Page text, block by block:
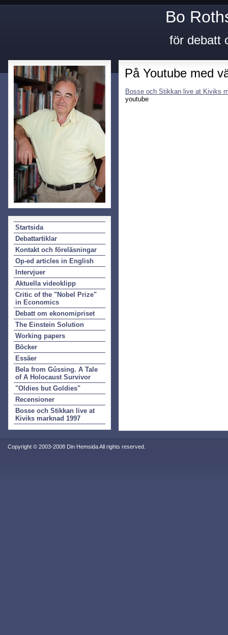
Bo
för debatt
Startsida
Debattartiklar
Kontakt och föreläsningar
Op-ed articles in English
Intervjuer
Aktuella videoklipp
Critic of the "Nobel Prize"
in Economics
Debatt om ekonomipriset
The Einstein Solution
Working papers
Böcker
Essäer
Bela from Gússing. A Tale
of A Holocaust Survivor
"Oldies but Goldies"
Recensioner
Bosse och Stikkan live at
Kiviks marknad 1997
På Youtube med
Bosse och Stikkan live at Kiviks
youtube
Copyright © 2003-2008 Din Hemsida All rights reserved.